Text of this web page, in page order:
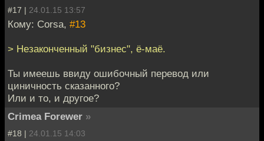
#17 | 24.01.15 13:57
Кому: Corsa, #13
> Незаконченный "бизнес", ё-маё.
Ты имеешь ввиду ошибочный перевод или
циничность сказанного?
Или и то, и другое?
Crimea Forewer »
#18 | 24.01.15 14:03